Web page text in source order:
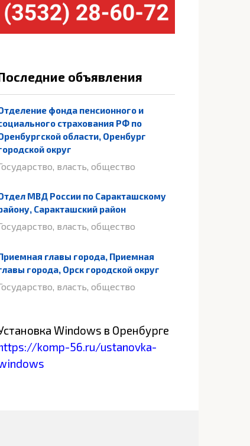
объявления
фонда пенсионного и
страхования РФ по
области, Оренбург
округ
власть, общество
МВД России по Саракташскому
Саракташский район
власть, общество
главы города, Приемная
города, Орск городской округ
власть, общество
Windows в Оренбурге
komp-56.ru/ustanovka-